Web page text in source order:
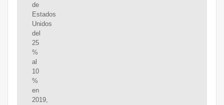
de
Estados
Unidos
del
25
%
al
10
%
en
2019,